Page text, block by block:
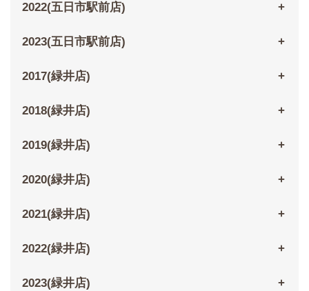
2022(五日市駅前店)
2023(五日市駅前店)
2017(緑井店)
2018(緑井店)
2019(緑井店)
2020(緑井店)
2021(緑井店)
2022(緑井店)
2023(緑井店)